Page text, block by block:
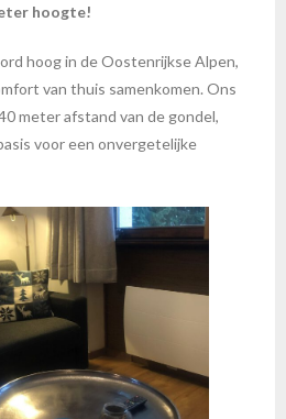
hoogte!
hoog in de Oostenrijkse Alpen,
van thuis samenkomen. Ons
meter afstand van de gondel,
voor een onvergetelijke